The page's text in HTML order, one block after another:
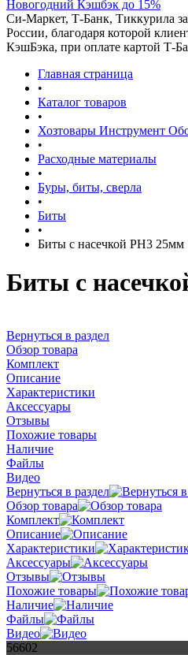
Новогодний Кэшбэк до 15%
Си-Маркет, Т-Банк, Тиккурила
России, благодаря которой
КэшБэка, при оплате картой Т-
Главная страница
•
Каталог товаров
•
Хозтовары Инструмент
•
Расходные материалы
•
Буры, биты, сверла
•
Биты
•
Биты с насечкой РН3 25мм
Биты с
Вернуться в раздел
Обзор товара
Комплект
Описание
Характеристики
Аксессуары
Отзывы
Похожие товары
Наличие
Файлы
Видео
Вернуться в раздел
Обзор товара
Комплект
Описание
Характеристики
Аксессуары
Отзывы
Похожие товары
Наличие
Файлы
Видео
56602